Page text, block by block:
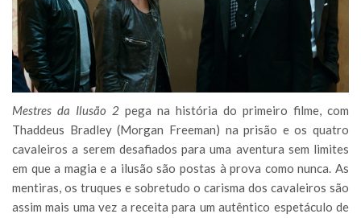
Mestres da Ilusão 2 pega na história do primeiro filme, com
Thaddeus Bradley (Morgan Freeman) na prisão e os quatro
cavaleiros a serem desafiados para uma aventura sem limites
em que a magia e a ilusão são postas à prova como nunca. As
mentiras, os truques e sobretudo o carisma dos cavaleiros são
assim mais uma vez a receita para um autêntico espetáculo de